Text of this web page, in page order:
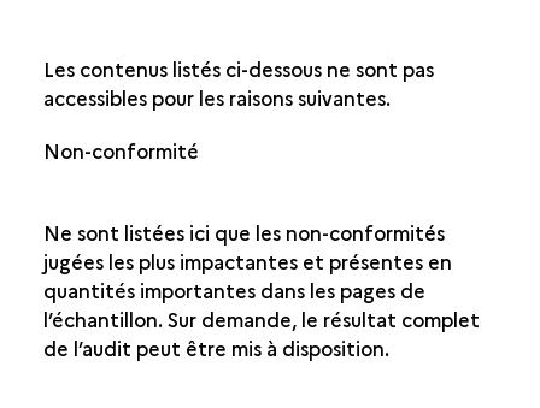
Les contenus listés ci-dessous ne sont pas
accessibles pour les raisons suivantes.
Non-conformité
Ne sont listées ici que les non-conformités
jugées les plus impactantes et présentes en
quantités importantes dans les pages de
l’échantillon. Sur demande, le résultat complet
de l’audit peut être mis à disposition.